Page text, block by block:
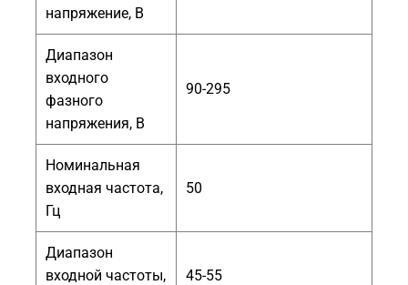
напряжение, В
Диапазон
входного
фазного
напряжения, В
90-295
Номинальная
входная частота,
Гц
50
Диапазон
входной частоты,
45-55